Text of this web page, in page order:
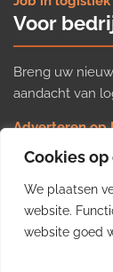
Cookies
We plaatsen
website.
website goed
Voor
Breng uw
aandacht van
Adverteren op
Nieuws
Uw video op
Job plaatsen
Gratis